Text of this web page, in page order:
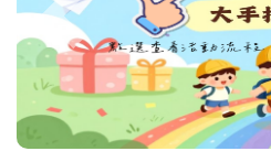
教育部校